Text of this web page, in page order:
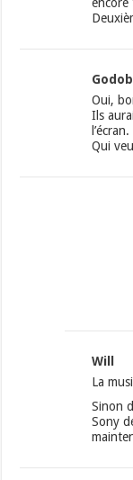
encore
Oui,
Ils
l’écran.
Qui
Will
La
Sinon
Sony